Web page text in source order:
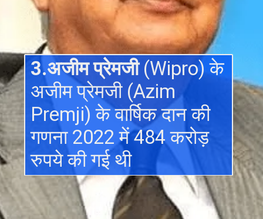
3.अजीम प्रेमजी(Wipro) के
अजीम प्रेमजी (Azim
Premji) के वार्षिक दान की
गणना 2022 में 484 करोड़
रुपये की गई थी